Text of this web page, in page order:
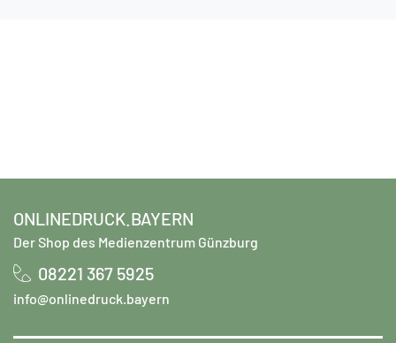
ONLINEDRUCK.BAYERN
Der Shop des Medienzentrum Günzburg
08221 367 5925
info@onlinedruck.bayern